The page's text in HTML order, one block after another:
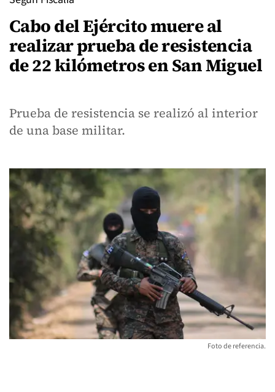
Cabo del Ejército muere al
realizar prueba de resistencia
de 22 kilómetros en San Miguel
Prueba de resistencia se realizó al interior
de una base militar.
Foto de referencia.